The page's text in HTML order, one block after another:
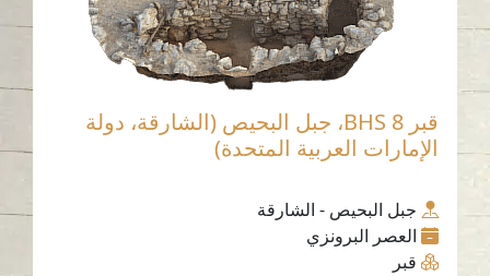
قبر BHS 8، جبل البحيص (الشارقة، دولة
الإمارات العربية المتحدة)
جبل البحيص - الشارقة
العصر البرونزي
قبر